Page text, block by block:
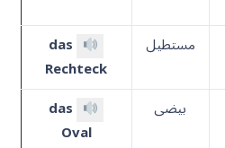
مستطیل
das
Rechteck
بیضی
das
Oval